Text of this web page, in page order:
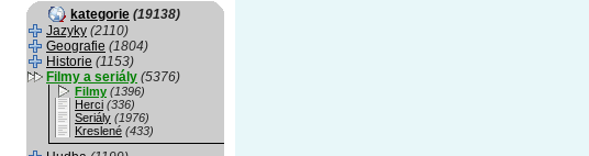
kategorie (19138)
Jazyky (2110)
Geografie (1804)
Historie (1153)
Filmy a seriály (5376)
Filmy (1396)
Herci (336)
Seriály (1976)
Kreslené (433)